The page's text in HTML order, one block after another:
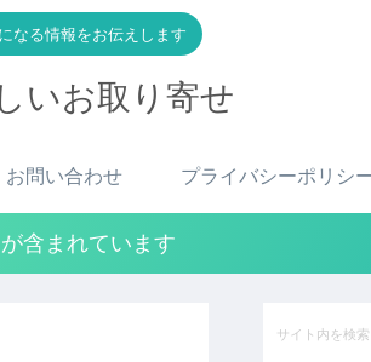
なる情報をお伝えします
いお取り寄せ
お問い合わせ プライバシーポリシ
含まれています